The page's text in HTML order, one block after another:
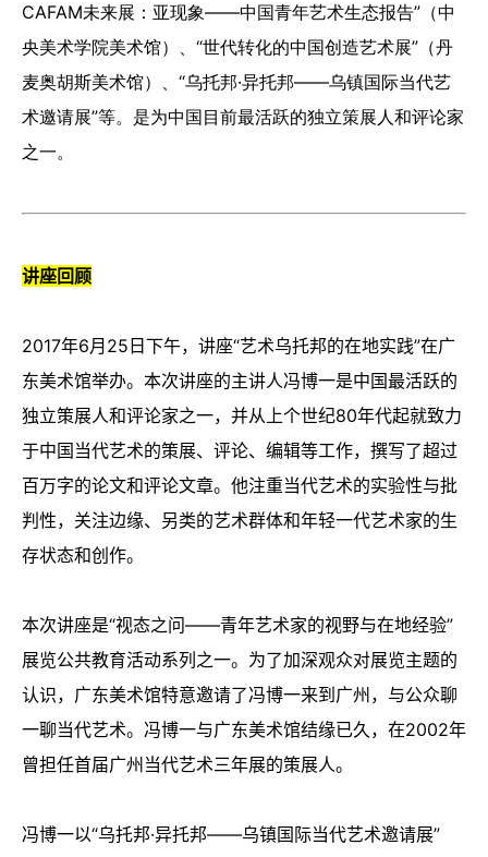
CAFAM未来展：亚现象——中国青年艺术生态报告”（中
央美术学院美术馆）、“世代转化的中国创造艺术展”（丹
麦奥胡斯美术馆）、“乌托邦·异托邦——乌镇国际当代艺
术邀请展”等。是为中国目前最活跃的独立策展人和评论家
之一。
讲座回顾
2017年6月 25 日下午，讲座“艺术乌托邦的在地实践”在广
东美术馆举办。本次讲座的主讲人冯博一是中国最活跃的
独立策展人和评论家之一，并从上个世纪80年代起就致力
于中国当代艺术的策展、评论、编辑等工作，撰写了超过
百万字的论文和评论文章。他注重当代艺术的实验性与批
判性，关注边缘、另类的艺术群体和年轻一代艺术家的生
存状态和创作。
本次讲座是“视态之问——青年艺术家的视野与在地经验”
展览公共教育活动系列之一。为了加深观众对展览主题的
认识，广东美术馆特意邀请了冯博一来到广州，与公众聊
一聊当代艺术。冯博一与广东美术馆结缘已久，在2002年
曾担任首届广州当代艺术三年展的策展人。
冯博一以“乌托邦·异托邦——乌镇国际当代艺术邀请展”